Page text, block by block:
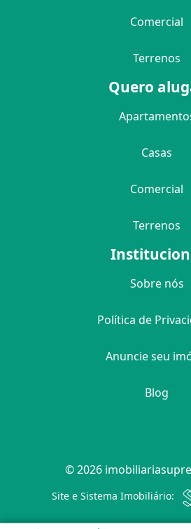
Filtro
Comercial
Terrenos
Quero
Casas
Comercial
Terrenos
Sobre nós
Política de
Anuncie seu
Blog
© 2026
Site e Sistema Imobiliário: